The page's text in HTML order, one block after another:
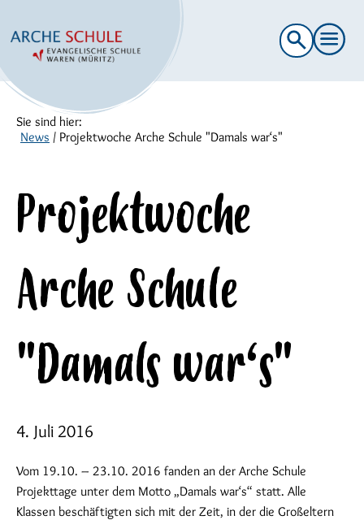
Suche
nach:
Sie sind hier:
News / Projektwoche Arche Schule "Damals war‘s"
Projektwoche
Arche Schule
"Damals war‘s"
4. Juli 2016
Vom 19.10. – 23.10. 2016 fanden an der Arche Schule
Projekttage unter dem Motto „Damals war‘s“ statt. Alle
Klassen beschäftigten sich mit der Zeit, in der die Großeltern